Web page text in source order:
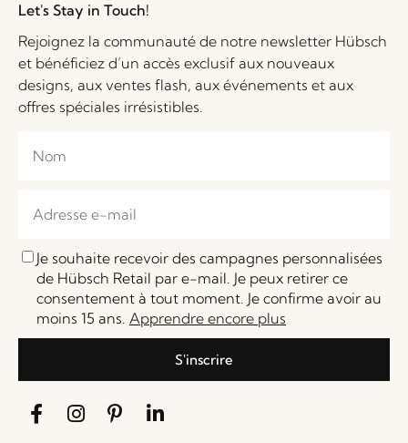
Let's Stay in Touch!
Rejoignez la communauté de notre newsletter Hübsch
et bénéficiez d’un accès exclusif aux nouveaux
designs, aux ventes flash, aux événements et aux
offres spéciales irrésistibles.
Je souhaite recevoir des campagnes personnalisées
de Hübsch Retail par e-mail. Je peux retirer ce
consentement à tout moment. Je confirme avoir au
moins 15 ans. Apprendre encore plus
S'inscrire